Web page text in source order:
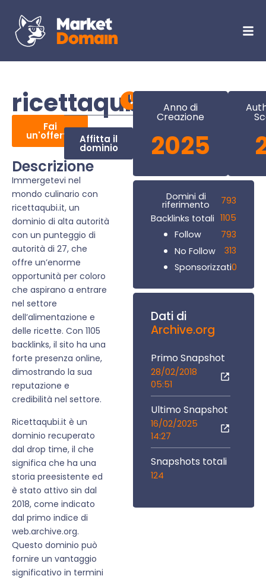
ricettaqubi.it
Fai
un'offerta Affitta il
dominio
Descrizione
Immergetevi nel
mondo culinario con
ricettaqubi.it, un
dominio di alta autorità
con un punteggio di
autorità di 27, che
offre un’enorme
opportunità per coloro
che aspirano a entrare
nel settore
dell’alimentazione e
delle ricette. Con 1105
backlinks, il sito ha una
forte presenza online,
dimostrando la sua
reputazione e
credibilità nel settore.
Ricettaqubi.it è un
dominio recuperato
dal drop time, il che
significa che ha una
storia preesistente ed
è stato attivo sin dal
2018, come indicato
dal primo indice di
web.archive.org.
Questo dominio può
fornire un vantaggio
significativo in termini
Anno di
Creazione
2025
Domini di
riferimento
793
Backlinks totali 1105
Follow
793
No Follow
313
Sponsorizzati0
Dati di
Archive.org
Primo Snapshot
28/02/2018
05:51
Ultimo Snapshot
16/02/2025
14:27
Snapshots totali
124